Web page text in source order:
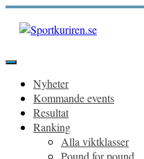
Hoppa
innehåll
Primär
Nyheter
Kommande events
Resultat
Ranking
Alla viktklasser
Pound for pound